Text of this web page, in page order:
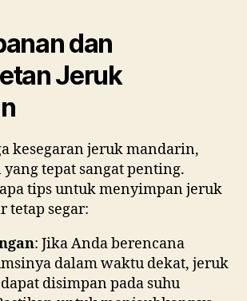
dan
Jeruk
kesegaran jeruk mandarin,
tepat sangat penting.
tips untuk menyimpan jeruk
tetap segar:
: Jika Anda berencana
dalam waktu dekat, jeruk
disimpan pada suhu